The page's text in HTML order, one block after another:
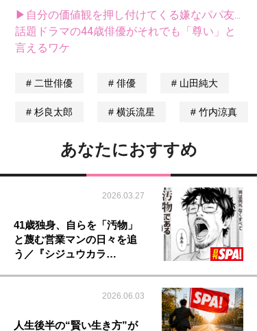
▶自分の価値観を押し付けてくる嫌なパパ友...
話題ドラマの44歳俳優がそれでも「尊い」と
言えるワケ
二世俳優 俳優 山田純大
杉良太郎 横浜流星 竹内涼真
あなたにおすすめ
2026.03.27
41歳独身、自らを「汚物」
と蔑む営業マンの日々を追
う／『シジュウカラ…
2026.06.03
人生後半の“賢い生き方”が